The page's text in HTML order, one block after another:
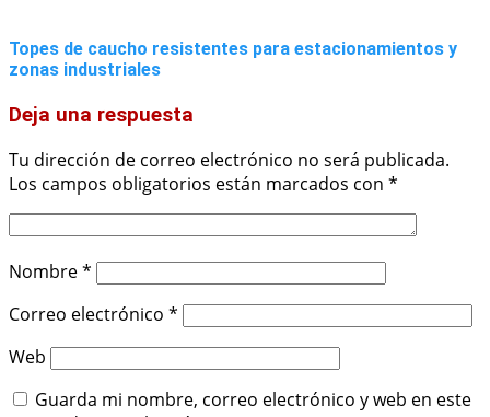
Topes de caucho resistentes para estacionamientos y
zonas industriales
Deja una respuesta
Tu dirección de correo electrónico no será publicada.
Los campos obligatorios están marcados con *
Nombre*
Correo electrónico *
Web
Guarda mi nombre, correo electrónico y web en este